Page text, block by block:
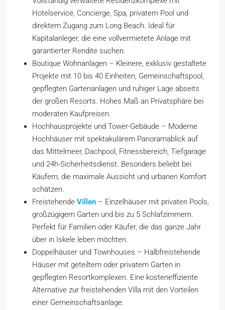
Hotelservice, Concierge, Spa, privatem Pool und
direktem Zugang zum Long Beach. Ideal für
Kapitalanleger, die eine vollvermietete Anlage mit
garantierter Rendite suchen.
Boutique Wohnanlagen – Kleinere, exklusiv gestaltete
Projekte mit 10 bis 40 Einheiten, Gemeinschaftspool,
gepflegten Gartenanlagen und ruhiger Lage abseits
der großen Resorts. Hohes Maß an Privatsphäre bei
moderaten Kaufpreisen.
Hochhausprojekte und Tower-Gebäude – Moderne
Hochhäuser mit spektakulärem Panoramablick auf
das Mittelmeer, Dachpool, Fitnessbereich, Tiefgarage
und 24h-Sicherheitsdienst. Besonders beliebt bei
Käufern, die maximale Aussicht und urbanen Komfort
schätzen.
Freistehende Villen – Einzelhäuser mit privaten Pools,
großzügigem Garten und bis zu 5 Schlafzimmern.
Perfekt für Familien oder Käufer, die das ganze Jahr
über in Iskele leben möchten.
Doppelhäuser und Townhouses – Halbfreistehende
Häuser mit geteiltem oder privatem Garten in
gepflegten Resortkomplexen. Eine kosteneffiziente
Alternative zur freistehenden Villa mit den Vorteilen
einer Gemeinschaftsanlage.